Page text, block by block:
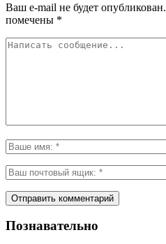
Ваш e-mail не будет опубликован.
помечены *
Познавательно